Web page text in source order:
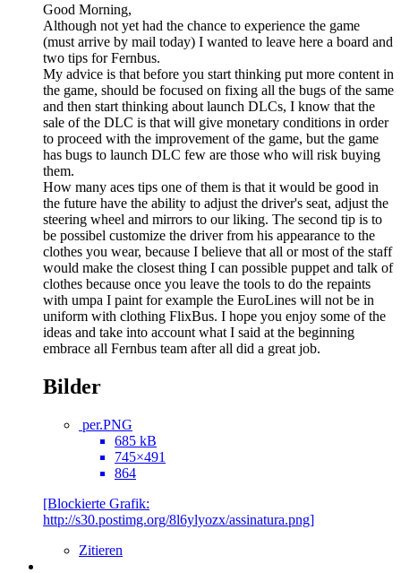
Good Morning,
Although not yet had the chance to experience the game
(must arrive by mail today) I wanted to leave here a board and
two tips for Fernbus.
My advice is that before you start thinking put more content in
the game, should be focused on fixing all the bugs of the same
and then start thinking about launch DLCs, I know that the
sale of the DLC is that will give monetary conditions in order
to proceed with the improvement of the game, but the game
has bugs to launch DLC few are those who will risk buying
them.
How many aces tips one of them is that it would be good in
the future have the ability to adjust the driver's seat, adjust the
steering wheel and mirrors to our liking. The second tip is to
be possibel customize the driver from his appearance to the
clothes you wear, because I believe that all or most of the staff
would make the closest thing I can possible puppet and talk of
clothes because once you leave the tools to do the repaints
with umpa I paint for example the EuroLines will not be in
uniform with clothing FlixBus. I hope you enjoy some of the
ideas and take into account what I said at the beginning
embrace all Fernbus team after all did a great job.
Bilder
per.PNG
685 kB
745×491
864
[Blockierte Grafik:
http://s30.postimg.org/8l6ylyozx/assinatura.png]
Zitieren